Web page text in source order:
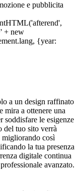
a un design raffinato
mira a ottenere una
soddisfare le esigenze
del tuo sito verrà
migliorando così
la tua presenza
digitale continua
professionale avanzato.